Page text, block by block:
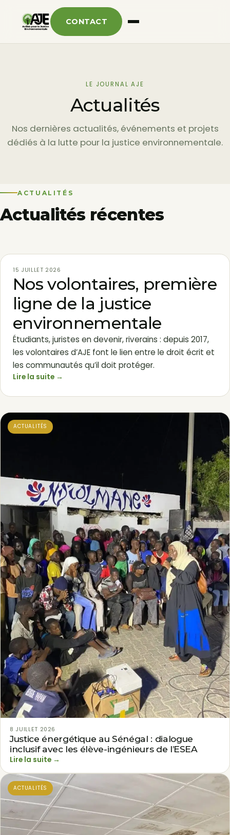
CONTACT
LE JOURNAL AJE
Actualités
Nos dernières actualités, événements et projets
dédiés à la lutte pour la justice environnementale.
ACTUALITÉS
Actualités récentes
VOLONTAIRES
15 JUILLET 2026
Nos volontaires, première
ligne de la justice
environnementale
Étudiants, juristes en devenir, riverains : depuis 2017,
les volontaires d’AJE font le lien entre le droit écrit et
les communautés qu’il doit protéger.
Lire la suite →
ACTUALITÉS
8 JUILLET 2026
Justice énergétique au Sénégal : dialogue
inclusif avec les élève-ingénieurs de l’ESEA
Lire la suite →
ACTUALITÉS